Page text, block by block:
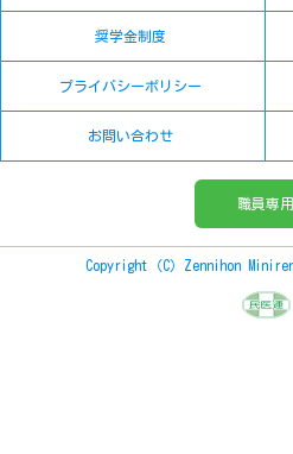
奨学金制度
プライバシーポリシー
お問い合わせ
職員専用
Copyright（C）Zennihon